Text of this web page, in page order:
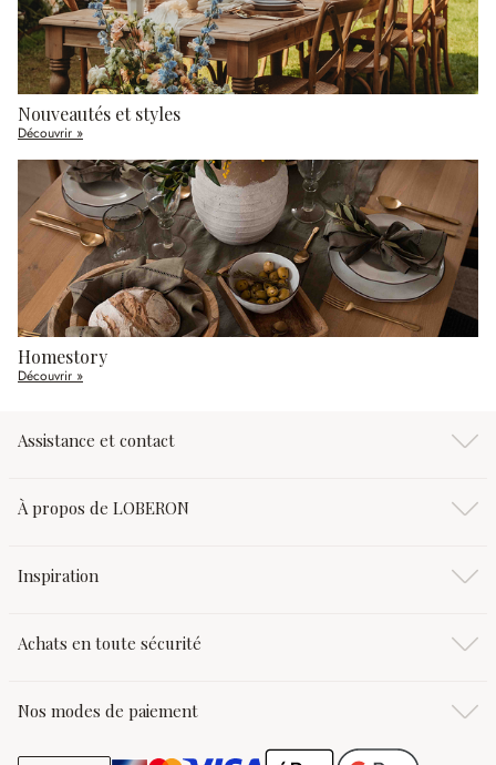
Nouveautés et styles
Découvrir »
Homestory
Découvrir »
Assistance et contact
À propos de LOBERON
Inspiration
Achats en toute sécurité
Nos modes de paiement